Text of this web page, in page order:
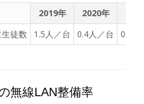
からは、 「ドローンのプロ
グラミングについて、チー
ムのみんなと協力して考え
面白さに気づくことができ
2019年 2020年
徒数
1.5人／台 0.4人／台 0.4人
無線LAN整備率